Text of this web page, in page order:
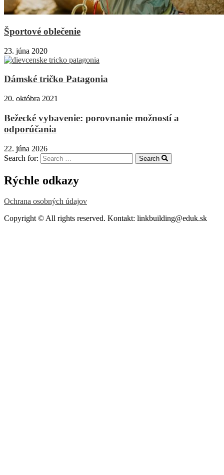
Športové oblečenie
23. júna 2020
Dámské tričko Patagonia
20. októbra 2021
Bežecké vybavenie: porovnanie možností a
odporúčania
22. júna 2026
Search for:
Search
Rýchle odkazy
Ochrana osobných údajov
Copyright © All rights reserved. Kontakt: linkbuilding@eduk.sk